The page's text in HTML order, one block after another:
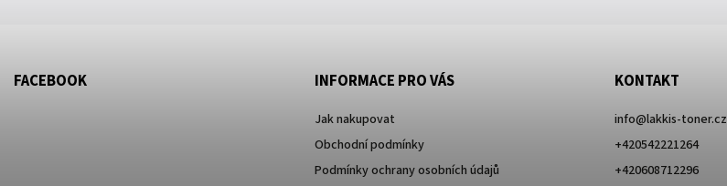
FACEBOOK INFORMACE PRO VÁS
Jak nakupovat
Obchodní podmínky
Podmínky ochrany osobních údajů
KONTAKT
info@lakkis-toner.cz
+420542221264
+420608712296